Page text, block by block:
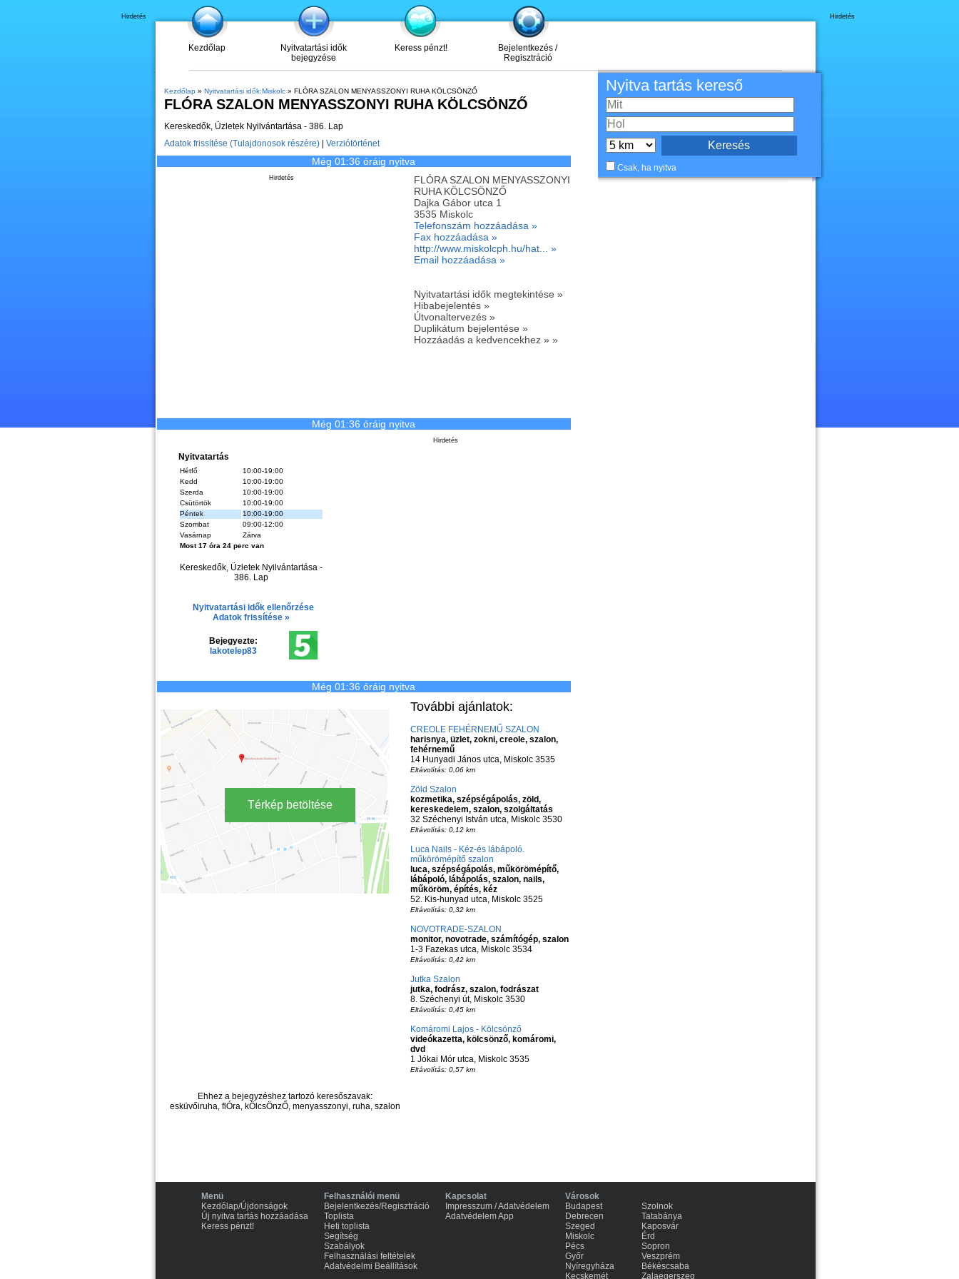
Kezdőlap
Nyitvatartási idők
bejegyzése
Keress pénzt!
Bejelentkezés /
Regisztráció
Hirdetés
Kezdőlap» Nyitvatartási idők:Miskolc» FLÓRA SZALON MENYASSZONYI RUHA KÖLCSÖNZŐ
FLÓRA SZALON MENYASSZONYI RUHA KÖLCSÖNZŐ
Kereskedők, Üzletek Nyilvántartása - 386. Lap
Adatok frissítése (Tulajdonosok részére)| Verziótörténet
Még 01:36 óráig nyitva
FLÓRA SZALON MENYASSZONYI
RUHA KÖLCSÖNZŐ
Dajka Gábor utca 1
3535 Miskolc
Telefonszám hozzáadása »
Fax hozzáadása »
http://www.miskolcph.hu/hat... »
Email hozzáadása »
Nyitvatartási idők megtekintése »
Hibabejelentés »
Útvonaltervezés »
Duplikátum bejelentése »
Hozzáadás a kedvencekhez » »
Hirdetés
Még 01:36 óráig nyitva
Hirdetés
Nyitvatartás
Hétfő
10:00-19:00
Kedd
10:00-19:00
Szerda
10:00-19:00
Csütörtök
10:00-19:00
Péntek
10:00-19:00
Szombat
09:00-12:00
Vasárnap
Zárva
Most 17 óra 24 perc van
Kereskedők, Üzletek Nyilvántartása -
386. Lap
Nyitvatartási idők ellenőrzése
Adatok frissítése »
Bejegyezte:
lakotelep83
Még 01:36 óráig nyitva
Térkép betöltése
További ajánlatok:
CREOLE FEHÉRNEMŰ SZALON
harisnya, üzlet, zokni, creole, szalon,
fehérnemű
14 Hunyadi János utca, Miskolc 3535
Eltávolítás: 0,06 km
Zöld Szalon
kozmetika, szépségápolás, zöld,
kereskedelem, szalon, szolgáltatás
32 Széchenyi István utca, Miskolc 3530
Eltávolítás: 0,12 km
Luca Nails - Kéz-és lábápoló.
műkörömépítő szalon
luca, szépségápolás, műkörömépítő,
lábápoló, lábápolás, szalon, nails,
műköröm, építés, kéz
52. Kis-hunyad utca, Miskolc 3525
Eltávolítás: 0,32 km
NOVOTRADE-SZALON
monitor, novotrade, számítógép, szalon
1-3 Fazekas utca, Miskolc 3534
Eltávolítás: 0,42 km
Jutka Szalon
jutka, fodrász, szalon, fodrászat
8. Széchenyi út, Miskolc 3530
Eltávolítás: 0,45 km
Komáromi Lajos - Kölcsönző
videókazetta, kölcsönző, komáromi,
dvd
1 Jókai Mór utca, Miskolc 3535
Eltávolítás: 0,57 km
Ehhez a bejegyzéshez tartozó keresőszavak:
esküvőiruha, flÓra, kÖlcsÖnzŐ, menyasszonyi, ruha, szalon
Hirdetés
Nyitva tartás kereső
Csak, ha nyitva
Menü
Kezdőlap/Újdonságok
Új nyitva tartás hozzáadása
Keress pénzt!
Felhasználói menü
Bejelentkezés/Regisztráció
Toplista
Heti toplista
Segítség
Szabályok
Felhasználási feltételek
Adatvédelmi Beállítások
Kapcsolat
Impresszum / Adatvédelem
Adatvédelem App
Városok
Budapest
Debrecen
Szeged
Miskolc
Pécs
Győr
Nyíregyháza
Kecskemét
Szolnok
Tatabánya
Kaposvár
Érd
Sopron
Veszprém
Békéscsaba
Zalaegerszeg